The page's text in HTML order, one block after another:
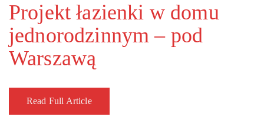
Projekt łazienki w domu
jednorodzinnym – pod
Warszawą
Read Full Article